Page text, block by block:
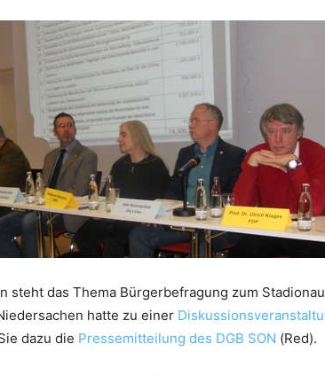
steht das Thema Bürgerbefragung zum
hatte zu einer
dazu die Pressemitteilung des DGB SON (Red).